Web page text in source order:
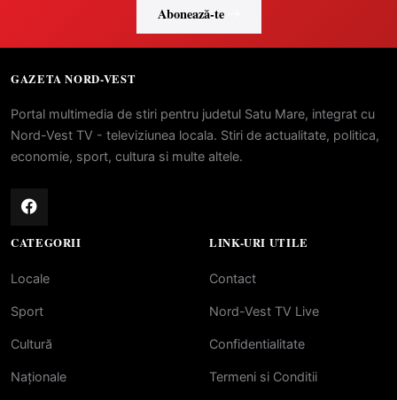
Abonează-te
GAZETA NORD-VEST
Portal multimedia de stiri pentru judetul Satu Mare, integrat cu
Nord-Vest TV - televiziunea locala. Stiri de actualitate, politica,
economie, sport, cultura si multe altele.
CATEGORII
Locale
Sport
Cultură
Naționale
LINK-URI UTILE
Contact
Nord-Vest TV Live
Confidentialitate
Termeni si Conditii